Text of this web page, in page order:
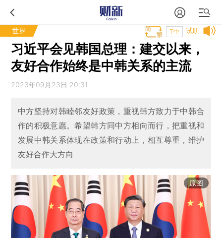
世界 试听
T中
习近平会见韩国总理：建交以来，
友好合作始终是中韩关系的主流
2023年09月23日 20:31
中方坚持对韩睦邻友好政策，重视韩方致力于中韩合
作的积极意愿。希望韩方同中方相向而行，把重视和
发展中韩关系体现在政策和行动上，相互尊重，维护
友好合作大方向
原图